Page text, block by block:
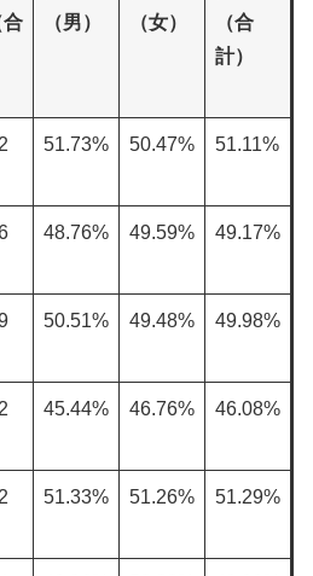
合
（男）
（女）
（合
計）
51.73% 50.47% 51.11%
48.76% 49.59% 49.17%
50.51% 49.48% 49.98%
45.44% 46.76% 46.08%
51.33% 51.26% 51.29%